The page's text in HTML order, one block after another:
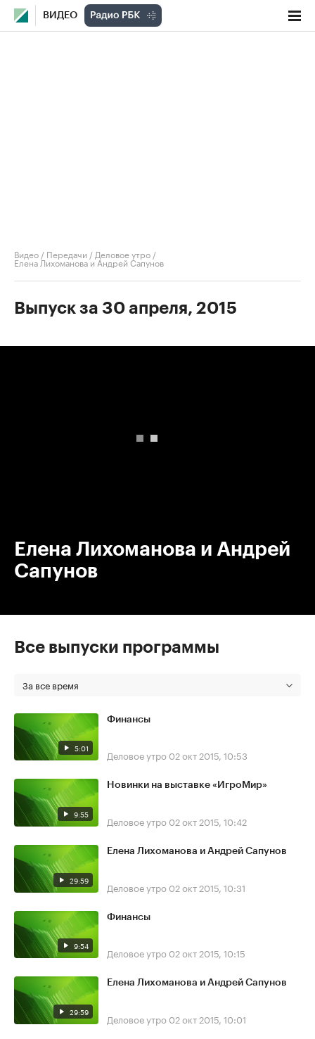
ВИДЕО
Видео / Передачи / Деловое утро /
Елена Лихоманова и Андрей Сапунов
Выпуск за 30 апреля, 2015
Елена Лихоманова и Андрей
Сапунов
Все выпуски программы
За все время
5:01
Финансы
Деловое утро 02 окт 2015, 10:53
9:55
Новинки на выставке «ИгроМир»
Деловое утро 02 окт 2015, 10:42
29:59
Елена Лихоманова и Андрей Сапунов
Деловое утро 02 окт 2015, 10:31
9:54
Финансы
Деловое утро 02 окт 2015, 10:15
29:59
Елена Лихоманова и Андрей Сапунов
Деловое утро 02 окт 2015, 10:01